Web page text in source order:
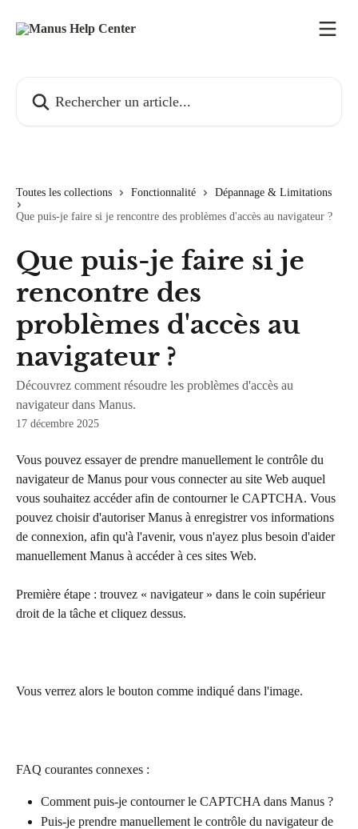
Toutes les collections Fonctionnalité
Dépannage & Limitations
Que puis-je faire si je rencontre des problèmes d'accès au navigateur ?
Que puis-je faire si je
rencontre des
problèmes d'accès au
navigateur ?
Découvrez comment résoudre les problèmes d'accès au
navigateur dans Manus.
17 décembre 2025
Vous pouvez essayer de prendre manuellement le contrôle du
navigateur de Manus pour vous connecter au site Web auquel
vous souhaitez accéder afin de contourner le CAPTCHA. Vous
pouvez choisir d'autoriser Manus à enregistrer vos informations
de connexion, afin qu'à l'avenir, vous n'ayez plus besoin d'aider
manuellement Manus à accéder à ces sites Web.
Première étape : trouvez « navigateur » dans le coin supérieur
droit de la tâche et cliquez dessus.
Vous verrez alors le bouton comme indiqué dans l'image.
FAQ courantes connexes :
Comment puis-je contourner le CAPTCHA dans Manus ?
Puis-je prendre manuellement le contrôle du navigateur de